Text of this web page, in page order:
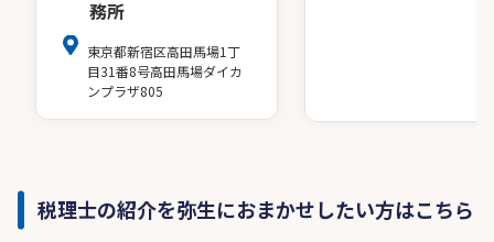
務所
東京都新宿区高田馬場1丁
目31番8号高田馬場ダイカ
ンプラザ805
税理士の紹介を弥生におまかせしたい方はこちら